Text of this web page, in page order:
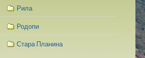
Рила
Родопи
Стара Планина